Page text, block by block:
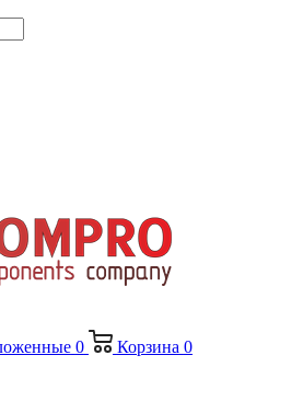
0 Корзина 0